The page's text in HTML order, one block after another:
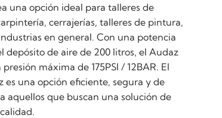
una opción ideal para talleres de
cerrajerías, talleres de pintura,
en general. Con una potencia
depósito de aire de 200 litros, el Audaz
máxima de 175PSI / 12BAR. El
es una opción eficiente, segura y de
aquellos que buscan una solución de